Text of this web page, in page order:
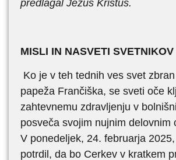
predlagal Jezus Kristus.
MISLI IN NASVETI SVETNIKOV
Ko je v teh tednih ves svet
papeža Frančiška, se sveti oče
zahtevnemu zdravljenju v
posveča svojim nujnim delovnim
V ponedeljek, 24. februarja
potrdil, da bo Cerkev v kratkem